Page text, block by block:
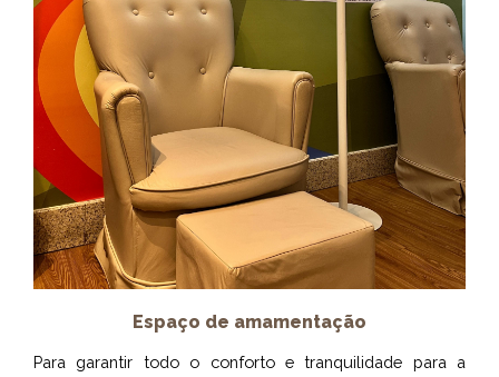
Espaço de amamentação
Para garantir todo o conforto e tranquilidade para a